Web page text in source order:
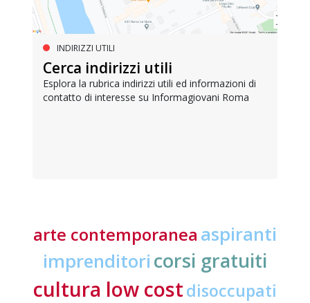
INDIRIZZI UTILI
Cerca indirizzi utili
Esplora la rubrica indirizzi utili ed informazioni di
contatto di interesse su Informagiovani Roma
arte contemporanea aspiranti
imprenditori corsi gratuiti
cultura low costdisoccupati